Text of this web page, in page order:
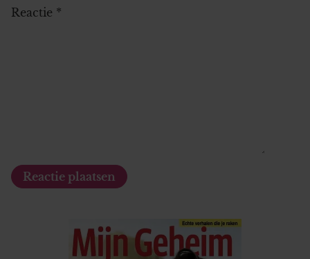
Reactie *